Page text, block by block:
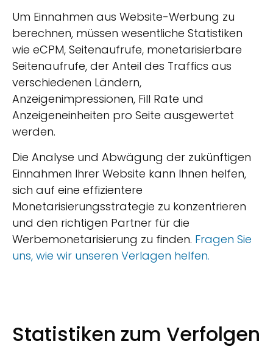
Um Einnahmen aus Website-Werbung zu
berechnen, müssen wesentliche Statistiken
wie eCPM, Seitenaufrufe, monetarisierbare
Seitenaufrufe, der Anteil des Traffics aus
verschiedenen Ländern,
Anzeigenimpressionen, Fill Rate und
Anzeigeneinheiten pro Seite ausgewertet
werden.
Die Analyse und Abwägung der zukünftigen
Einnahmen Ihrer Website kann Ihnen helfen,
sich auf eine effizientere
Monetarisierungsstrategie zu konzentrieren
und den richtigen Partner für die
Werbemonetarisierung zu finden. Fragen Sie
uns, wie wir unseren Verlagen helfen.
Statistiken zum Verfolgen